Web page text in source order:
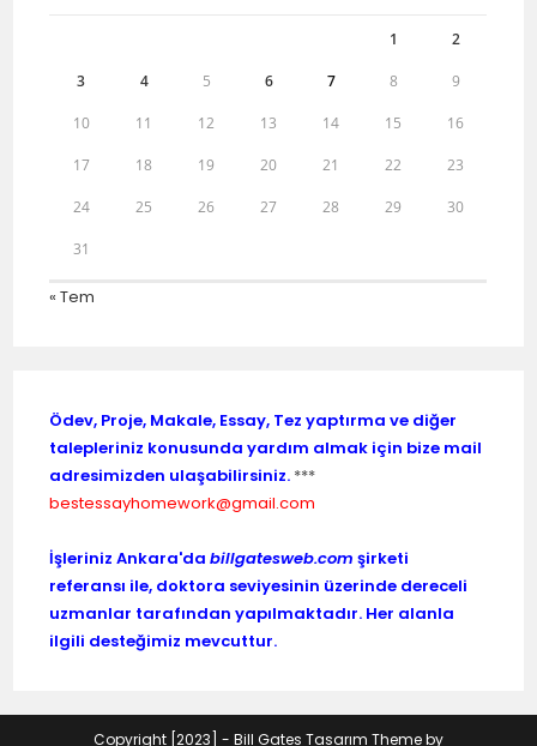
1 2
3 4 5 6 7 8 9
10 11 12 13 14 15 16
17 18 19 20 21 22 23
24 25 26 27 28 29 30
31
« Tem
Ödev, Proje, Makale, Essay, Tez yaptırma ve diğer
talepleriniz konusunda yardım almak için bize mail
adresimizden ulaşabilirsiniz. ***
bestessayhomework@gmail.com
İşleriniz Ankara'dabillgatesweb.com şirketi
referansı ile, doktora seviyesinin üzerinde dereceli
uzmanlar tarafından yapılmaktadır. Her alanla
ilgili desteğimiz mevcuttur.
Copyright [2023] - Bill Gates Tasarım Theme by